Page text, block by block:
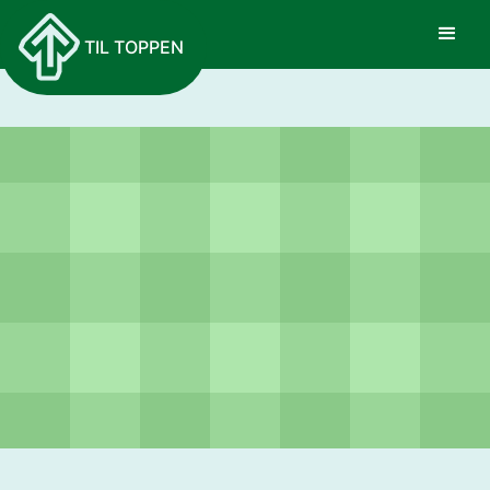
TIL TOPPEN